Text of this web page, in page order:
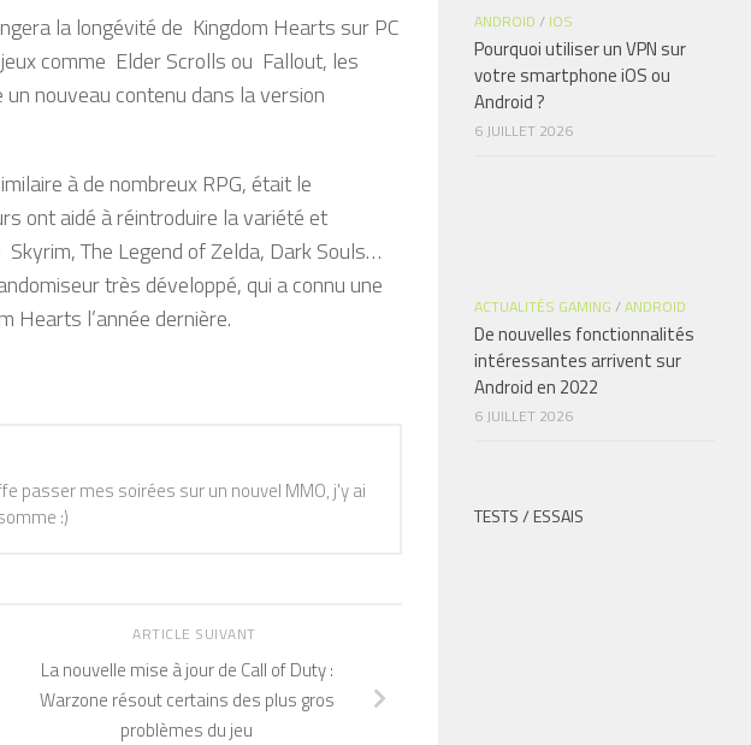
la longévité de Kingdom Hearts sur PC
comme Elder Scrolls ou Fallout, les
nouveau contenu dans la version
à de nombreux RPG, était le
ont aidé à réintroduire la variété et
The Legend of Zelda, Dark Souls…
très développé, qui a connu une
Hearts l’année dernière.
passer mes soirées sur un nouvel MMO, j'y ai
:)
ARTICLE SUIVANT
La nouvelle mise à jour de Call of Duty :
Warzone résout certains des plus gros
problèmes du jeu
ANDROID / IOS
Pourquoi utiliser un VPN sur
votre smartphone iOS ou
Android ?
6 JUILLET 2026
ACTUALITÉS GAMING /ANDROID
De nouvelles fonctionnalités
intéressantes arrivent sur
Android en 2022
6 JUILLET 2026
TESTS / ESSAIS